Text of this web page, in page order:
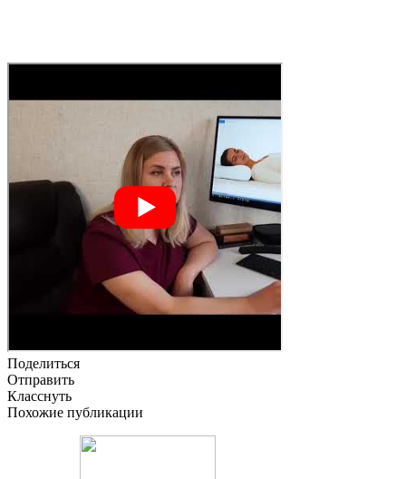
Поделиться
Отправить
Класснуть
Похожие публикации